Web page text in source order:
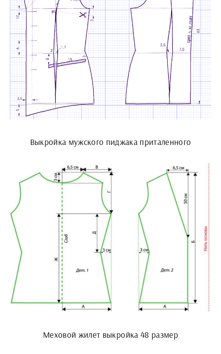
Выкройка мужского пиджака приталенного
Меховой жилет выкройка 48 размер